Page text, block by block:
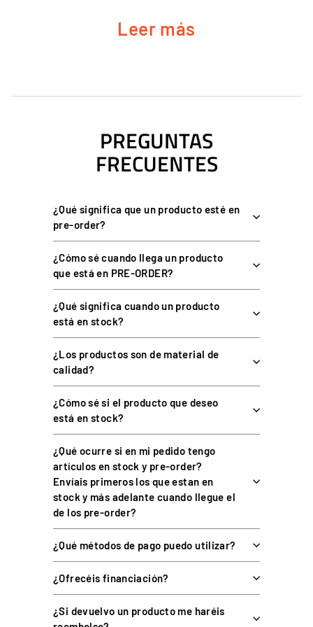
Resistencia Invicta:muelle más fuerte y modulable para un
control más fino del embrague.
Calibración por software:zona muerta superior e inferior y
conjuntos Forte e Invicta.
Diseño danés registrado
(RCD 009148265) y fabricación
SimSports.
Punto de partida
Resultado
Carga del muelle, tope del
Calibración
RaceHub™ (zona muerta
superior/inferior y punto de
Iluminación Tira LED aRGB (incluida)
Compatibilidad
Todos los conjuntos de
pedales Asetek
Fabricación
Plataforma PC
COMPATIBILIDAD
Requiere:un pedal de embrague Asetek La Prima.
Leer más
PREGUNTAS
FRECUENTES
¿Qué significa que un producto esté en
pre-order?
¿Cómo sé cuando llega un producto
que está en PRE-ORDER?
¿Qué significa cuando un producto
está en stock?
¿Los productos son de material de
calidad?
¿Cómo sé si el producto que deseo
está en stock?
¿Qué ocurre si en mi pedido tengo
artículos en stock y pre-order?
Envíais primeros los que estan en
stock y más adelante cuando llegue el
de los pre-order?
¿Qué métodos de pago puedo utilizar?
¿Ofrecéis financiación?
¿Si devuelvo un producto me haréis